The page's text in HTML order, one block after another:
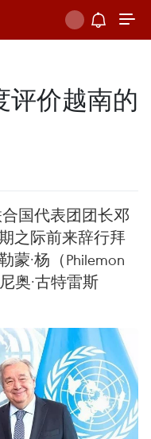
评价越南的
国代表团团长邓
之际前来辞行拜
蒙·杨（Philemon
奥·古特雷斯